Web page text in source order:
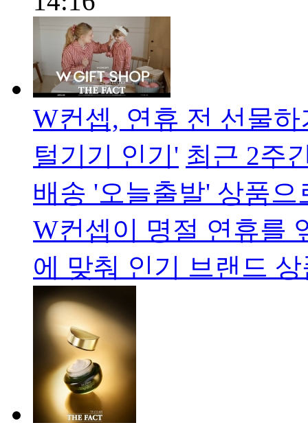
W컨셉, 연휴 전 선물
털기기 인기' 최근 2주
배송 '오늘출발' 상품
W컨셉이 명절 연휴를
에 맞춰 인기 브랜드